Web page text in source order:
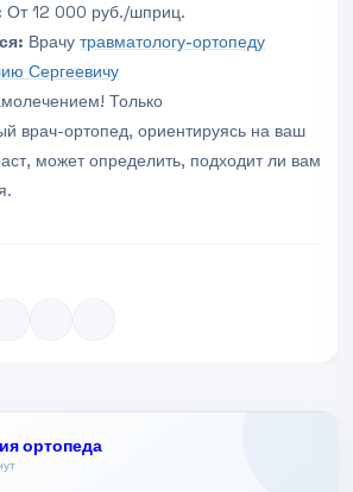
От 12 000 руб./шприц.
Врачутравматологу-ортопеду
Сергеевичу
Только
врач-ортопед, ориентируясь на ваш
может определить, подходит ли вам
ортопеда